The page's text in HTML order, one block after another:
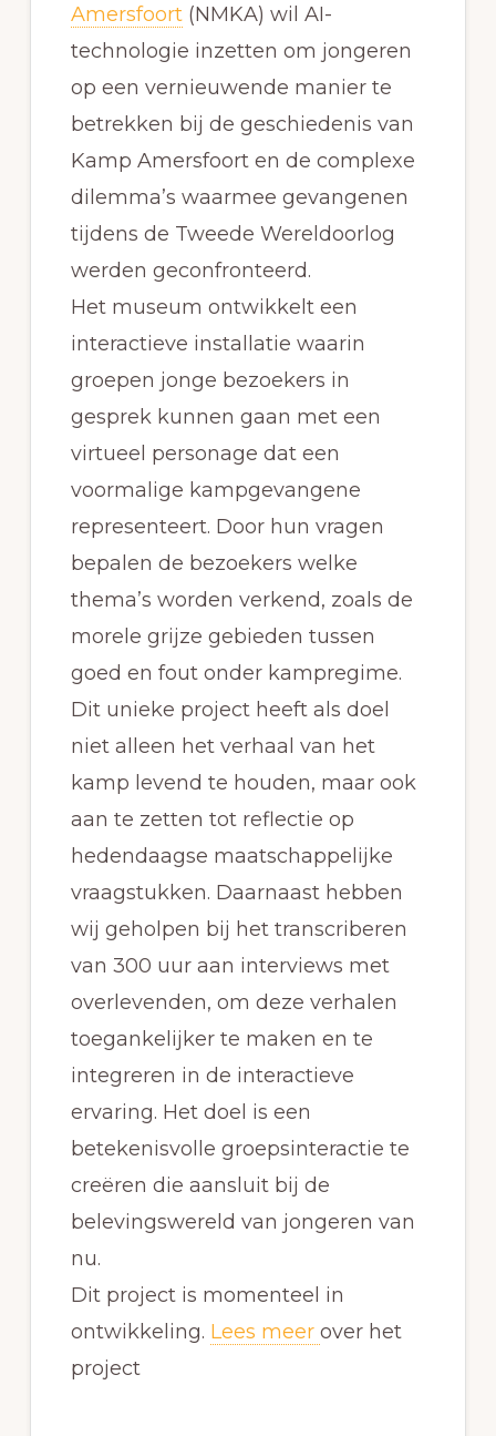
Amersfoort(NMKA) wil AI-
technologie inzetten om jongeren
op een vernieuwende manier te
betrekken bij de geschiedenis van
Kamp Amersfoort en de complexe
dilemma’s waarmee gevangenen
tijdens de Tweede Wereldoorlog
werden geconfronteerd.
Het museum ontwikkelt een
interactieve installatie waarin
groepen jonge bezoekers in
gesprek kunnen gaan met een
virtueel personage dat een
voormalige kampgevangene
representeert. Door hun vragen
bepalen de bezoekers welke
thema’s worden verkend, zoals de
morele grijze gebieden tussen
goed en fout onder kampregime.
Dit unieke project heeft als doel
niet alleen het verhaal van het
kamp levend te houden, maar ook
aan te zetten tot reflectie op
hedendaagse maatschappelijke
vraagstukken. Daarnaast hebben
wij geholpen bij het transcriberen
van 300 uur aan interviews met
overlevenden, om deze verhalen
toegankelijker te maken en te
integreren in de interactieve
ervaring. Het doel is een
betekenisvolle groepsinteractie te
creëren die aansluit bij de
belevingswereld van jongeren van
nu.
Dit project is momenteel in
ontwikkeling. Lees meer over het
project